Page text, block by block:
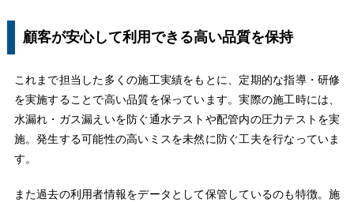
顧客が安心して利用できる高い品質を保持
これまで担当した多くの施工実績をもとに、定期的な指導・研修
を実施することで高い品質を保っています。実際の施工時には、
水漏れ・ガス漏えいを防ぐ通水テストや配管内の圧力テストを実
施。発生する可能性の高いミスを未然に防ぐ工夫を行なっていま
す。
また過去の利用者情報をデータとして保管しているのも特徴。施